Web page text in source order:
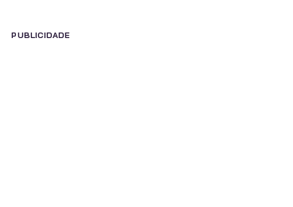
PUBLICIDADE